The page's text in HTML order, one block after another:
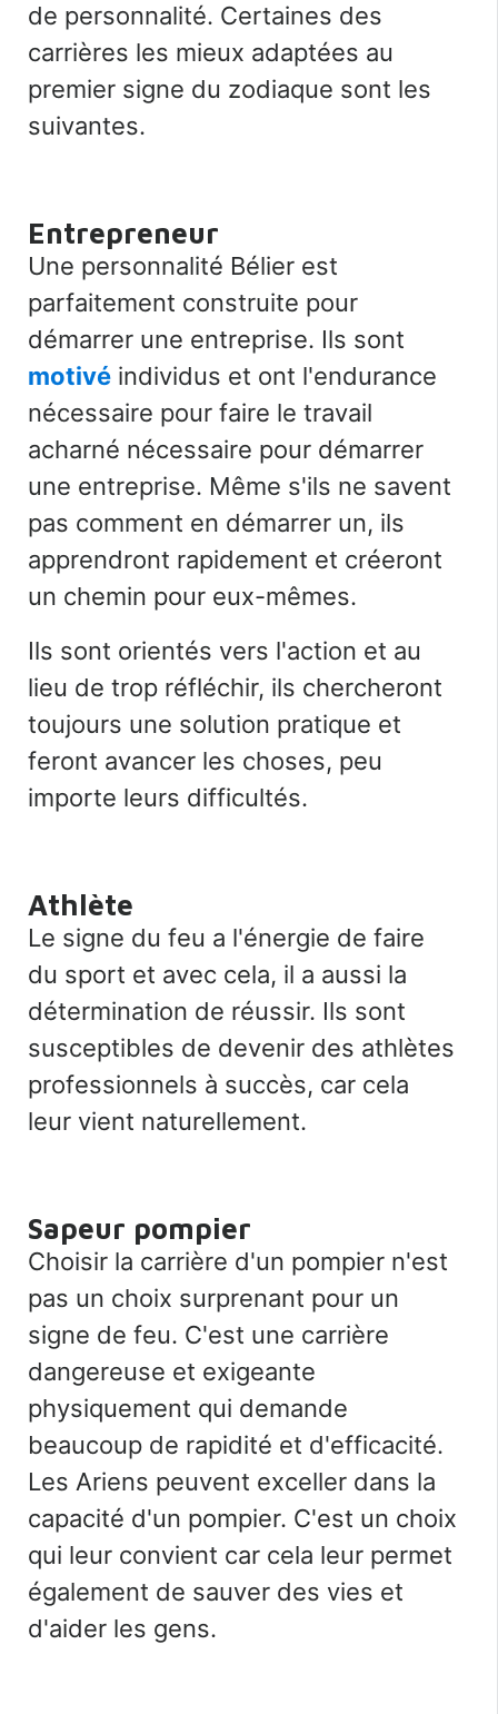
de personnalité. Certaines des
carrières les mieux adaptées au
premier signe du zodiaque sont les
suivantes.
Entrepreneur
Une personnalité Bélier est
parfaitement construite pour
démarrer une entreprise. Ils sont
motivé individus et ont l'endurance
nécessaire pour faire le travail
acharné nécessaire pour démarrer
une entreprise. Même s'ils ne savent
pas comment en démarrer un, ils
apprendront rapidement et créeront
un chemin pour eux-mêmes.
Ils sont orientés vers l'action et au
lieu de trop réfléchir, ils chercheront
toujours une solution pratique et
feront avancer les choses, peu
importe leurs difficultés.
Athlète
Le signe du feu a l'énergie de faire
du sport et avec cela, il a aussi la
détermination de réussir. Ils sont
susceptibles de devenir des athlètes
professionnels à succès, car cela
leur vient naturellement.
Sapeur pompier
Choisir la carrière d'un pompier n'est
pas un choix surprenant pour un
signe de feu. C'est une carrière
dangereuse et exigeante
physiquement qui demande
beaucoup de rapidité et d'efficacité.
Les Ariens peuvent exceller dans la
capacité d'un pompier. C'est un choix
qui leur convient car cela leur permet
également de sauver des vies et
d'aider les gens.